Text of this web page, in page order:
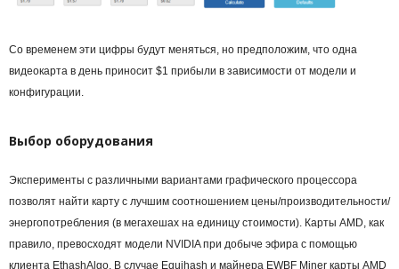
Со временем эти цифры будут меняться, но предположим, что одна
видеокарта в день приносит $1 прибыли в зависимости от модели и
конфигурации.
Выбор оборудования
Эксперименты с различными вариантами графического процессора
позволят найти карту с лучшим соотношением цены/производительности/
энергопотребления (в мегахешах на единицу стоимости). Карты AMD, как
правило, превосходят модели NVIDIA при добыче эфира с помощью
клиента EthashAlgo. В случае Equihash и майнера EWBF Miner карты AMD